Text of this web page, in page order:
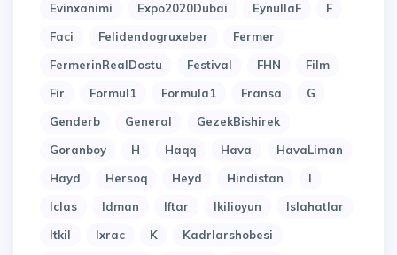
Evinxanimi
Expo2020Dubai EynullaF
F
Faci
Felidendogruxeber
Fermer
FermerinRealDostu
Festival FHN
Film
Fir
Formul1 Formula1 Fransa
G
Genderb
General
GezekBishirek
Goranboy
H Haqq Hava
HavaLiman
Hayd
Hersoq Heyd Hindistan
I
Iclas
Idman Iftar Ikilioyun
Islahatlar
Itkil
Ixrac K
Kadrlarshobesi